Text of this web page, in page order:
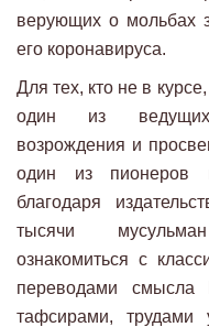
верующих о мольбах
его коронавируса.
Для тех, кто не в
один из ведущих
возрождения и
один из пионеров
благодаря
тысячи
ознакомиться с
переводами смысла
тафсирами,